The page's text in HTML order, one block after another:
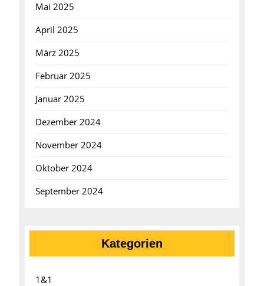
Mai 2025
April 2025
März 2025
Februar 2025
Januar 2025
Dezember 2024
November 2024
Oktober 2024
September 2024
Kategorien
1&1